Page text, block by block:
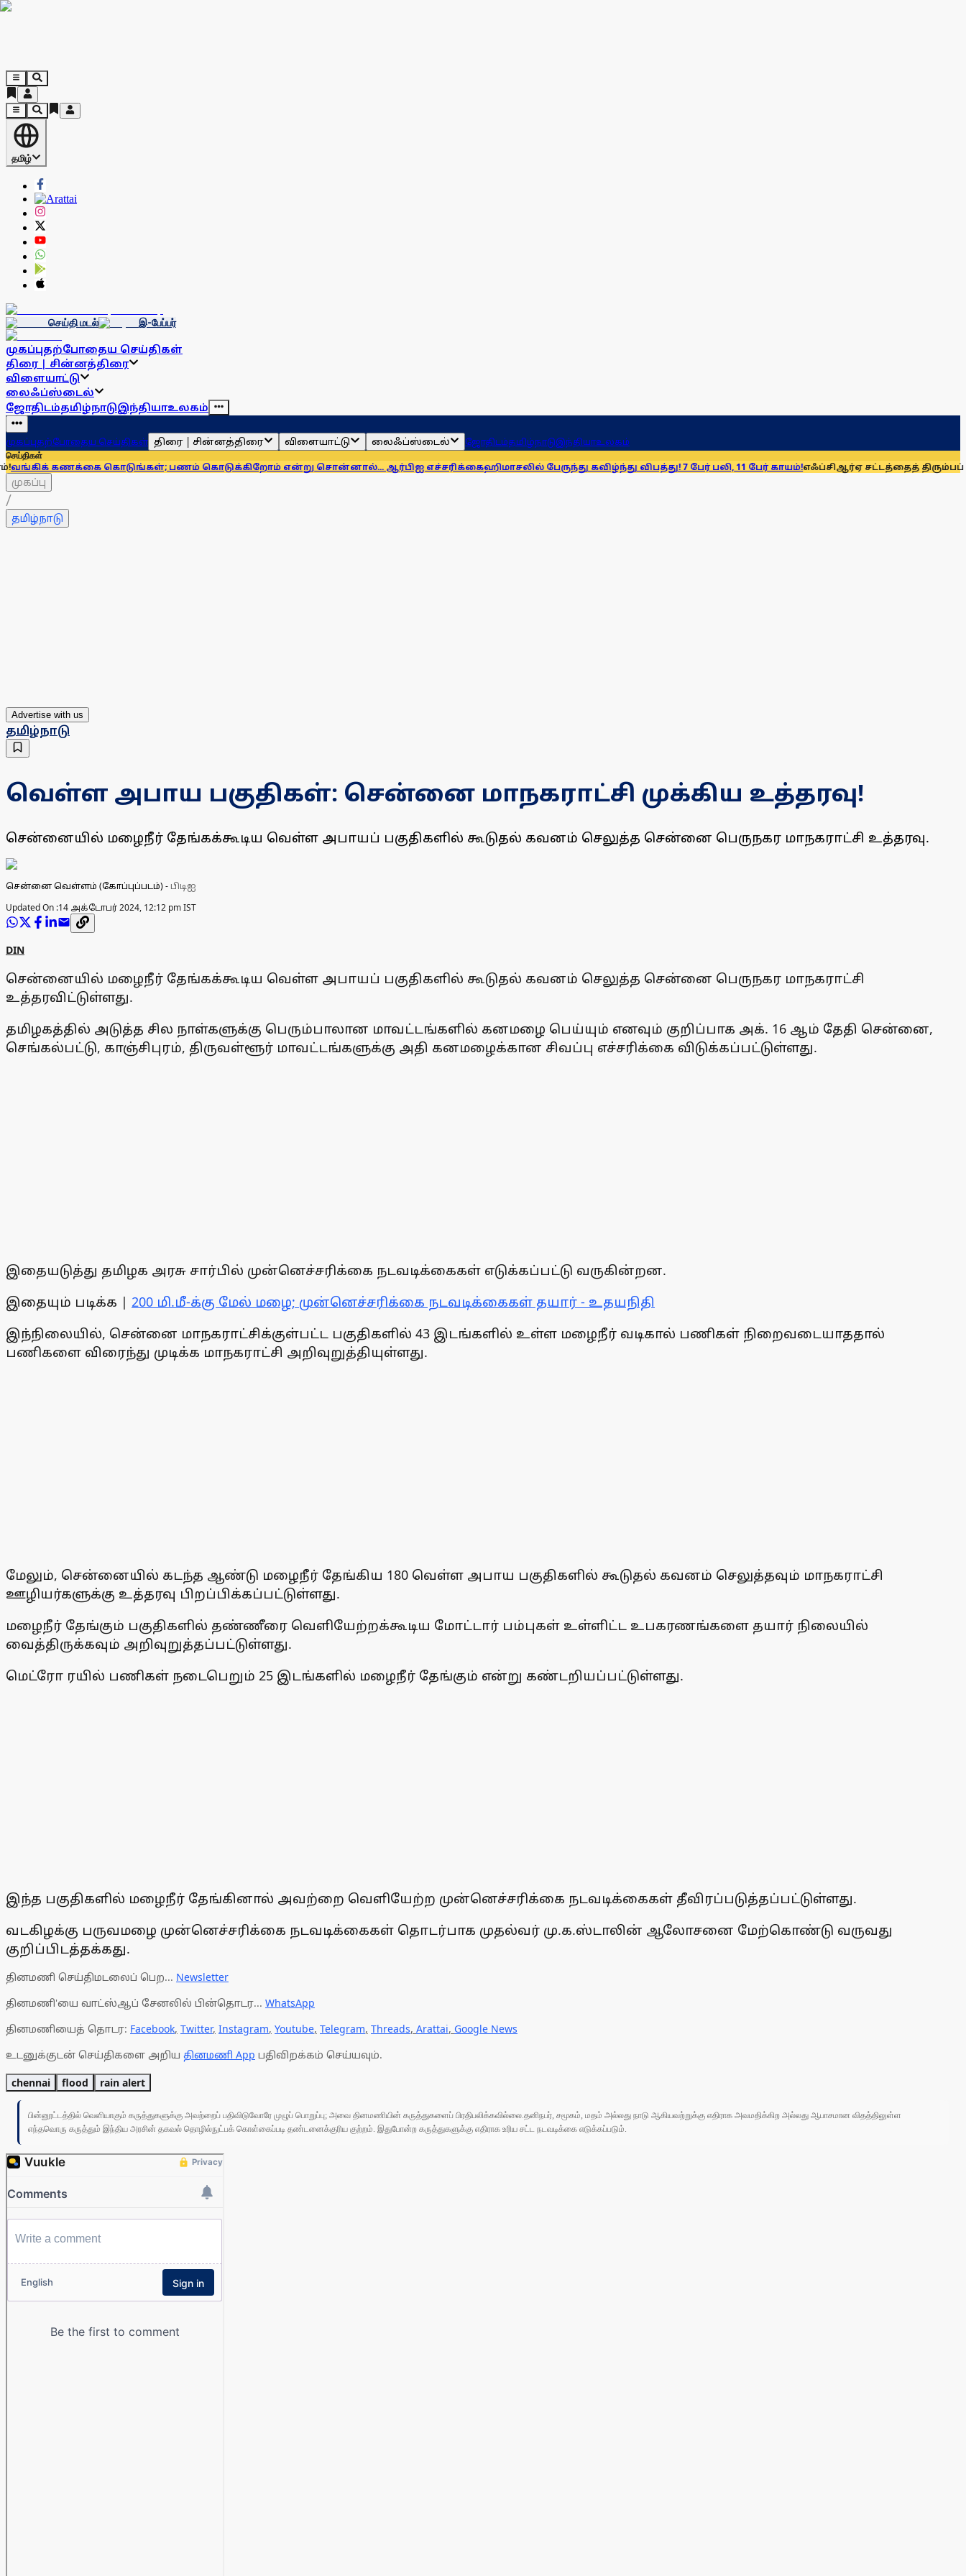
தமிழ்
செய்தி மடல் இ-பேப்பர்
முகப்புதற்போதைய செய்திகள்
திரை | சின்னத்திரை
விளையாட்டு
லைஃப்ஸ்டைல்
ஜோதிடம்தமிழ்நாடுஇந்தியாஉலகம்
முகப்புதற்போதைய செய்திகள் திரை | சின்னத்திரை விளையாட்டு லைஃப்ஸ்டைல் ஜோதிடம்தமிழ்நாடுஇந்தியாஉலகம்
செய்திகள்
கொடுங்கள்; பணம் கொடுக்கிறோம் என்று சொன்னால்... ஆர்பிஐ எச்சரிக்கைஹிமாசலில் பேருந்து கவிழ்ந்து விபத்து! 7 பேர் பலி, 11 பேர் காயம்!எஃப்சிஆர்ஏ சட்டத்தைத் திரும்பப் பெறுக:
முகப்பு
/
தமிழ்நாடு
Advertise with us
தமிழ்நாடு
வெள்ள அபாய பகுதிகள்: சென்னை மாநகராட்சி முக்கிய உத்தரவு!
சென்னையில் மழைநீர் தேங்கக்கூடிய வெள்ள அபாயப் பகுதிகளில் கூடுதல் கவனம் செலுத்த சென்னை பெருநகர மாநகராட்சி உத்தரவு.
சென்னை வெள்ளம் (கோப்புப்படம்)- பிடிஐ
Updated On :14 அக்டோபர் 2024, 12:12 pm IST
DIN
சென்னையில் மழைநீர் தேங்கக்கூடிய வெள்ள அபாயப் பகுதிகளில் கூடுதல் கவனம் செலுத்த சென்னை பெருநகர மாநகராட்சி
உத்தரவிட்டுள்ளது.
தமிழகத்தில் அடுத்த சில நாள்களுக்கு பெரும்பாலான மாவட்டங்களில் கனமழை பெய்யும் எனவும் குறிப்பாக அக். 16 ஆம் தேதி சென்னை,
செங்கல்பட்டு, காஞ்சிபுரம், திருவள்ளூர் மாவட்டங்களுக்கு அதி கனமழைக்கான சிவப்பு எச்சரிக்கை விடுக்கப்பட்டுள்ளது.
இதையடுத்து தமிழக அரசு சார்பில் முன்னெச்சரிக்கை நடவடிக்கைகள் எடுக்கப்பட்டு வருகின்றன.
இதையும் படிக்க | 200 மி.மீ-க்கு மேல் மழை; முன்னெச்சரிக்கை நடவடிக்கைகள் தயார் - உதயநிதி
இந்நிலையில், சென்னை மாநகராட்சிக்குள்பட்ட பகுதிகளில் 43 இடங்களில் உள்ள மழைநீர் வடிகால் பணிகள் நிறைவடையாததால்
பணிகளை விரைந்து முடிக்க மாநகராட்சி அறிவுறுத்தியுள்ளது.
மேலும், சென்னையில் கடந்த ஆண்டு மழைநீர் தேங்கிய 180 வெள்ள அபாய பகுதிகளில் கூடுதல் கவனம் செலுத்தவும் மாநகராட்சி
ஊழியர்களுக்கு உத்தரவு பிறப்பிக்கப்பட்டுள்ளது.
மழைநீர் தேங்கும் பகுதிகளில் தண்ணீரை வெளியேற்றக்கூடிய மோட்டார் பம்புகள் உள்ளிட்ட உபகரணங்களை தயார் நிலையில்
வைத்திருக்கவும் அறிவுறுத்தப்பட்டுள்ளது.
மெட்ரோ ரயில் பணிகள் நடைபெறும் 25 இடங்களில் மழைநீர் தேங்கும் என்று கண்டறியப்பட்டுள்ளது.
இந்த பகுதிகளில் மழைநீர் தேங்கினால் அவற்றை வெளியேற்ற முன்னெச்சரிக்கை நடவடிக்கைகள் தீவிரப்படுத்தப்பட்டுள்ளது.
வடகிழக்கு பருவமழை முன்னெச்சரிக்கை நடவடிக்கைகள் தொடர்பாக முதல்வர் மு.க.ஸ்டாலின் ஆலோசனை மேற்கொண்டு வருவது
குறிப்பிடத்தக்கது.
தினமணி செய்திமடலைப் பெற... Newsletter
தினமணி'யை வாட்ஸ்ஆப் சேனலில் பின்தொடர... WhatsApp
தினமணியைத் தொடர: Facebook, Twitter, Instagram, Youtube, Telegram, Threads, Arattai, Google News
உடனுக்குடன் செய்திகளை அறிய தினமணி App பதிவிறக்கம் செய்யவும்.
chennai flood rain alert
பின்னூட்டத்தில் வெளியாகும் கருத்துகளுக்கு அவற்றைப் பதிவிடுவோரே முழுப் பொறுப்பு; அவை தினமணியின் கருத்துகளைப் பிரதிபலிக்கவில்லை.தனிநபர், சமூகம், மதம் அல்லது நாடு ஆகியவற்றுக்கு எதிராக அவமதிக்கிற அல்லது ஆபாசமான விதத்திலுள்ள
எந்தவொரு கருத்தும் இந்திய அரசின் தகவல் தொழில்நுட்பக் கொள்கைப்படி தண்டனைக்குரிய குற்றம். இதுபோன்ற கருத்துகளுக்கு எதிராக உரிய சட்ட நடவடிக்கை எடுக்கப்படும்.